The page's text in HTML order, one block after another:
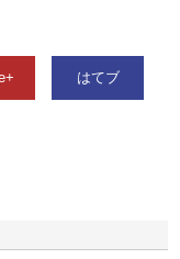
はてブ